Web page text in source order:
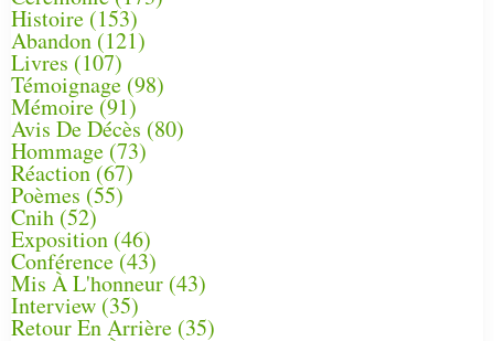
Histoire (153)
Abandon(121)
Livres (107)
Témoignage (98)
Mémoire (91)
Avis De Décès (80)
Hommage (73)
Réaction(67)
Poèmes (55)
Cnih (52)
Exposition (46)
Conférence(43)
Mis À L'honneur (43)
Interview (35)
Retour En Arrière (35)